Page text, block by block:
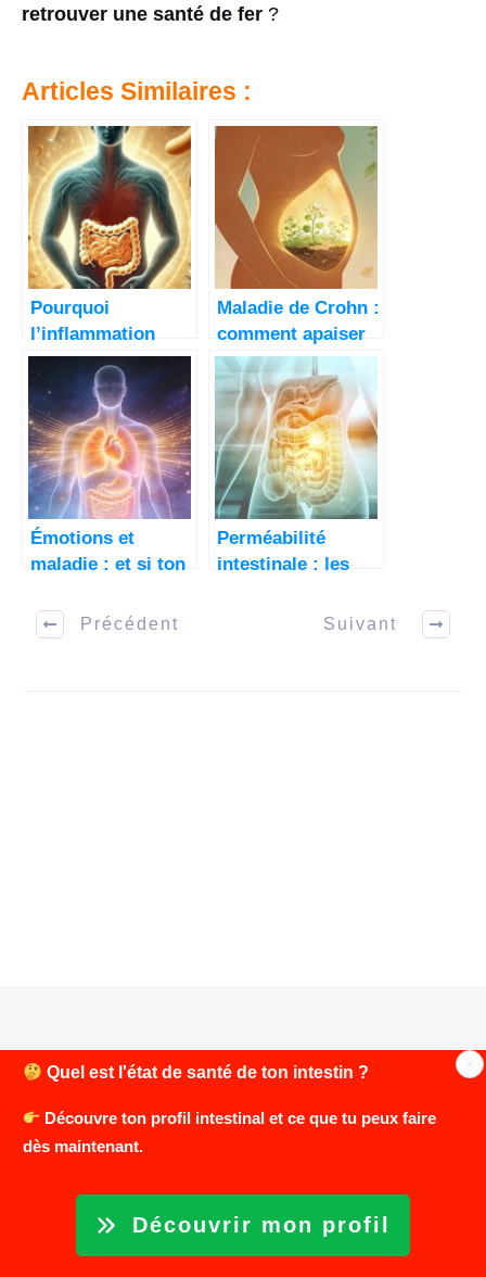
retrouver une santé de fer ?
Articles Similaires :
Pourquoi
l’inflammation
intestinale est au
cœur de 70% des
maladies.
Maladie de Crohn :
comment apaiser
ton intestin au
naturel
Émotions et
maladie : et si ton
te dire quelque
chose ?
Perméabilité
intestinale : les
naturellement
Précédent Suivant
Copyright © 2026 Cultiver sa vie – Tous droits réservés
Quel est l'état de santé de ton intestin ?
Découvre ton profil intestinal et ce que tu peux faire
dès maintenant.
Découvrir mon profil